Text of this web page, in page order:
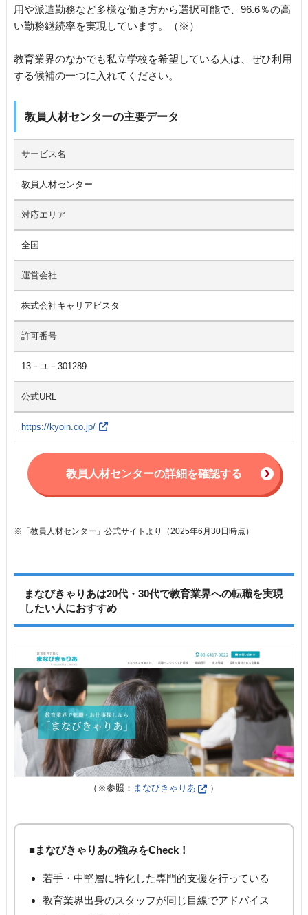
用や派遣勤務など多様な働き方から選択可能で、96.6％の高
い勤務継続率を実現しています。（※）
教育業界のなかでも私立学校を希望している人は、ぜひ利用
する候補の一つに入れてください。
教員人材センターの主要データ
サービス名
教員人材センター
対応エリア
全国
運営会社
株式会社キャリアビスタ
許可番号
13－ユ－301289
公式URL
https://kyoin.co.jp/
教員人材センターの詳細を確認する
※「教員人材センター」公式サイトより（2025年6月30日時点）
まなびきゃりあは20代・30代で教育業界への転職を実現
したい人におすすめ
（※参照： まなびきゃりあ ）
■まなびきゃりあの強みをCheck！
若手・中堅層に特化した専門的支援を行っている
教育業界出身のスタッフが同じ目線でアドバイス